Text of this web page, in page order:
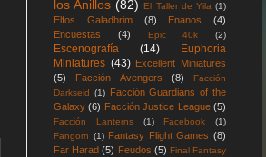
los Anillos (82) El Taller de Yila (1)
Elfos Galadhrim (8) Enanos
(4)
Encuestas
(4) Epic 40k (2)
Escenografía (14)
Euphoria
Miniatures (43) Excellent Miniatures
(5)
Facción Avengers (8)
Facción
Darkseid (1) Facción Guardians of the
Galaxy (6) Facción Justice League (5)
Facción Lanterns (1) Facebook
(1)
Fangorn (1) Fantasy Flight Games (8)
Far Harad (5) Feudos (5) Final Fantasy